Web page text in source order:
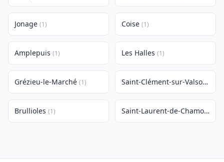
Jonage (1) Coise (1)
Amplepuis (1) Les Halles (1)
Grézieu-le-Marché (1) Saint-Clément-sur-Valsonne
Brullioles (1) Saint-Laurent-de-Chamousset